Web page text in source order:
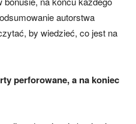
autorstwa
by wiedzieć, co jest na
perforowane, a na koniec